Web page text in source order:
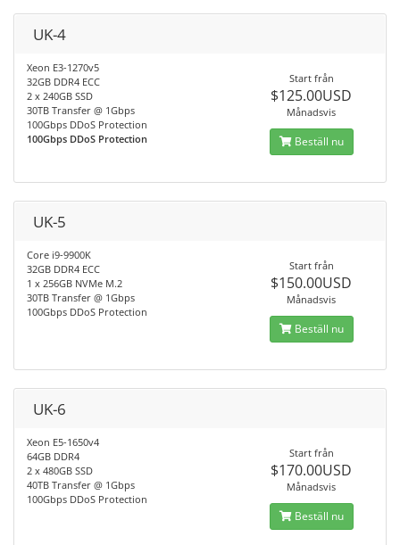
UK-4
Xeon E3-1270v5
32GB DDR4 ECC
2 x 240GB SSD
30TB Transfer @ 1Gbps
100Gbps DDoS Protection
100Gbps DDoS Protection
Start från
$125.00USD
Månadsvis
Beställ nu
UK-5
Core i9-9900K
32GB DDR4 ECC
1 x 256GB NVMe M.2
30TB Transfer @ 1Gbps
100Gbps DDoS Protection
Start från
$150.00USD
Månadsvis
Beställ nu
UK-6
Xeon E5-1650v4
64GB DDR4
2 x 480GB SSD
40TB Transfer @ 1Gbps
100Gbps DDoS Protection
Start från
$170.00USD
Månadsvis
Beställ nu